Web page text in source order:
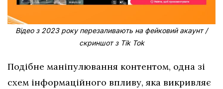
Відео з 2023 року перезаливають на фейковий акаунт /
скриншот з Тіk Тоk
Подібне маніпулювання контентом, одна зі
схем інформаційного впливу, яка викривляє